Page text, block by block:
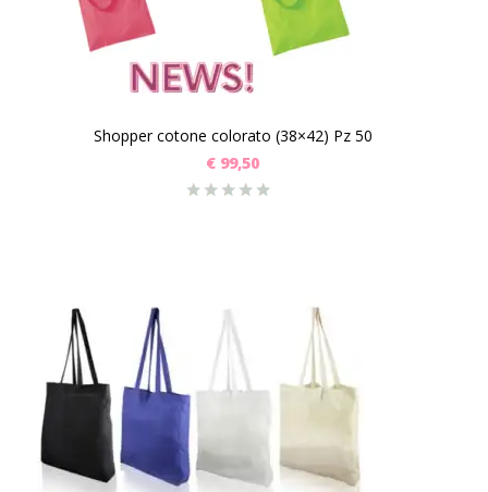
Shopper cotone colorato (38×42) Pz 50
€ 99,50